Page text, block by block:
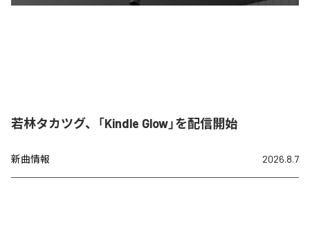
若林タカツグ、「Kindle Glow」を配信開始
新曲情報 2026.8.7